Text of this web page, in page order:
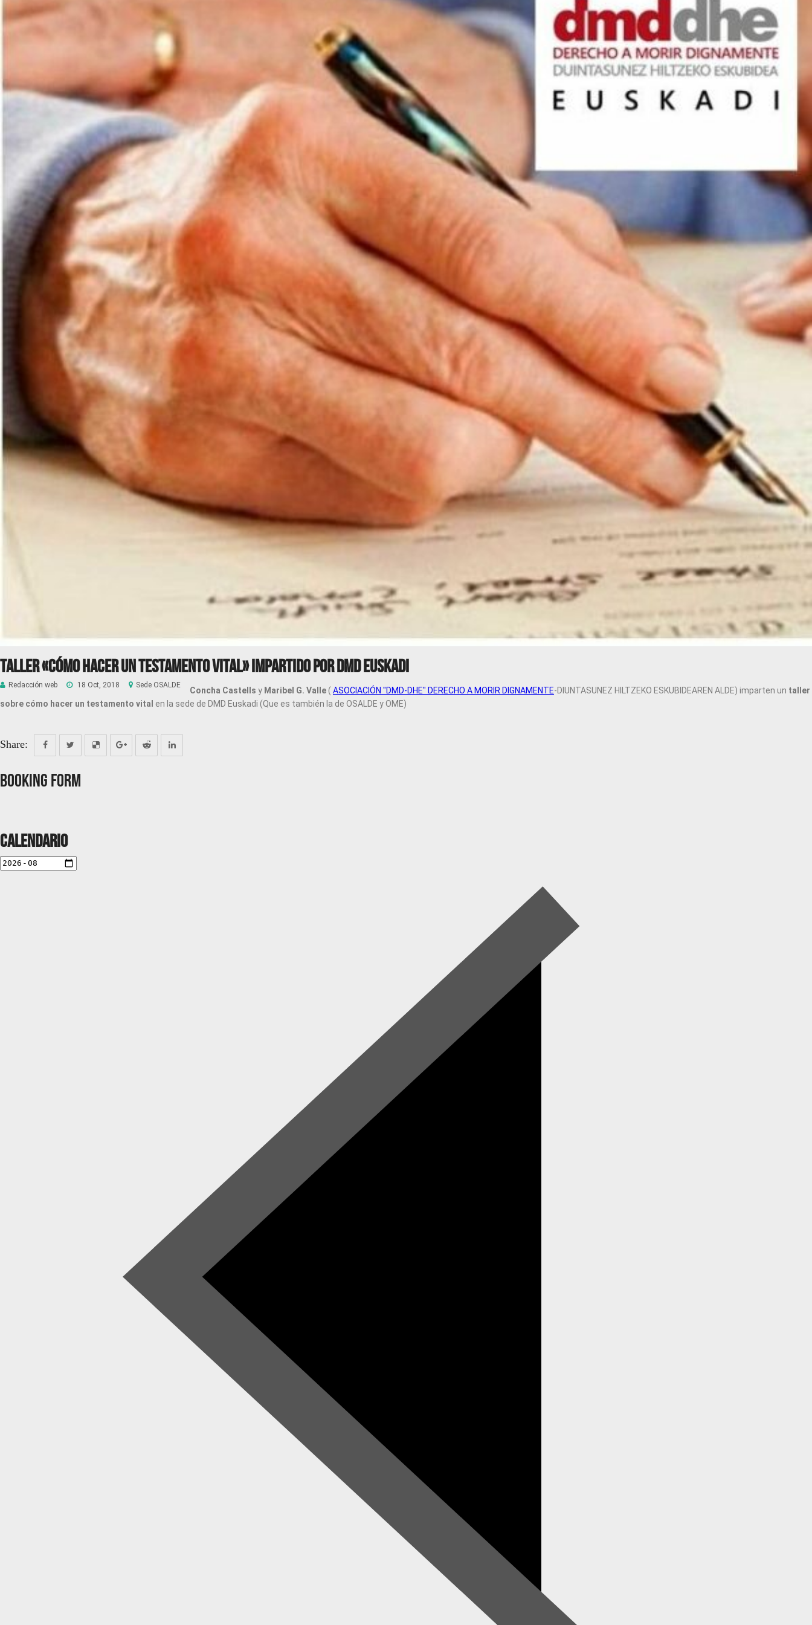
Taller «Cómo hacer un testamento vital» impartido por DMD Euskadi
Redacción web 18 Oct, 2018 Sede OSALDE
Concha Castells y Maribel G. Valle( ASOCIACIÓN "DMD-DHE" DERECHO A MORIR DIGNAMENTE-DIUNTASUNEZ HILTZEKO ESKUBIDEAREN ALDE) imparten un taller
sobre cómo hacer un testamento vital en la sede de DMD Euskadi (Que es también la de OSALDE y OME)
Share:
Booking Form
Calendario